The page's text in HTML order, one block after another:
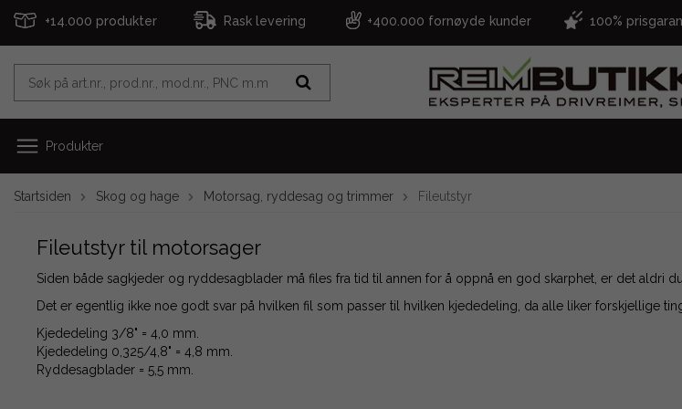
+14.000 produkter Rask levering +400.000 fornøyde kunder 100%
Produkter
Startsiden Skog og hage Motorsag, ryddesag og trimmer Fileutstyr
Fileutstyr til motorsager
Siden både sagkjeder og ryddesagblader må files fra tid til annen for å oppnå en god skarphet, er det aldri
Det er egentlig ikke noe godt svar på hvilken fil som passer til hvilken kjededeling, da alle liker forskjellige
Kjededeling 3/8" = 4,0 mm.
Kjededeling 0,325/4,8" = 4,8 mm.
Ryddesagblader = 5,5 mm.